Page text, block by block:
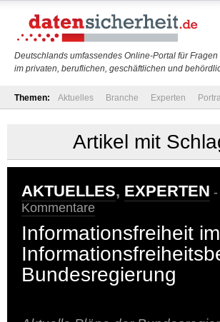
Deutschlands umfassendes Online-Portal für
im privaten, beruflichen, geschäftlichen und
Themen: Aktuelles Branche Experten
Artikel mit
AKTUELLES, EXPERTEN
Kommentare
Informationsfreiheit
Bundesregierung